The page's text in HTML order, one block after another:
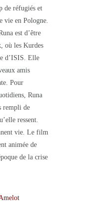
de réfugiés et
vie en Pologne.
est d’être
où les Kurdes
d’ISIS. Elle
amis
Pour
Runa
rempli de
ressent.
vie. Le film
animée de
de la crise